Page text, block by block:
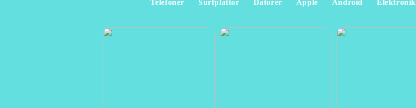
Telefoner Surfplattor Datorer Apple Android Elektronik